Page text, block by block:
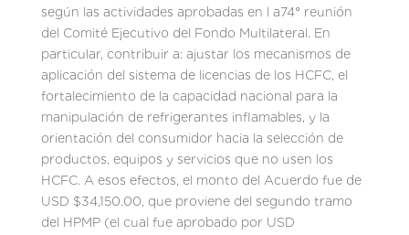
según las actividades aprobadas en l a74° reunión
del Comité Ejecutivo del Fondo Multilateral. En
particular, contribuir a: ajustar los mecanismos de
aplicación del sistema de licencias de los HCFC, el
fortalecimiento de la capacidad nacional para la
manipulación de refrigerantes inflamables, y la
orientación del consumidor hacia la selección de
productos, equipos y servicios que no usen los
HCFC. A esos efectos, el monto del Acuerdo fue de
USD $34,150.00, que proviene del segundo tramo
del HPMP (el cual fue aprobado por USD